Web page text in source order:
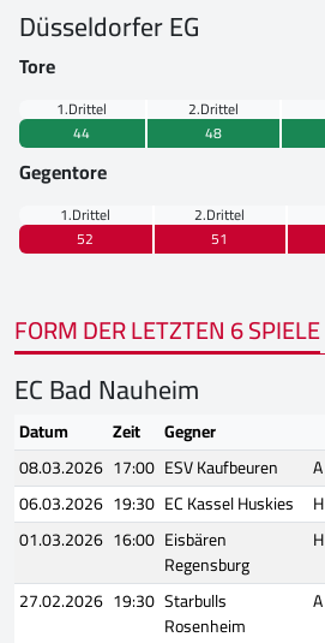
Düsseldorfer EG
Tore
1.Drittel 2.Drittel
44
48
Gegentore
1.Drittel 2.Drittel
52
51
FORM DER LETZTEN 6 SPIELE
EC Bad Nauheim
Datum Zeit Gegner
08.03.2026 17:00 ESV Kaufbeuren A
06.03.2026 19:30 EC Kassel Huskies H
01.03.2026 16:00 Eisbären
Regensburg
H
27.02.2026 19:30 Starbulls
Rosenheim
A